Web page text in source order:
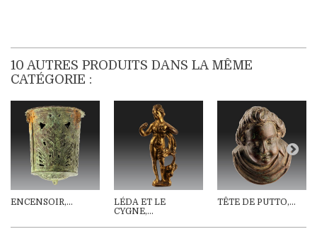
10 AUTRES PRODUITS DANS LA MÊME
CATÉGORIE :
ENCENSOIR,...
LÉDA ET LE
CYGNE,...
TÊTE DE PUTTO,...